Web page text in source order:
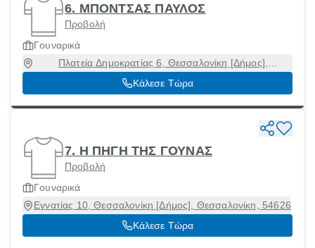
6. ΜΠΟΝΤΣΑΣ ΠΑΥΛΟΣ
Προβολή
Γουναρικά
Πλατεία Δημοκρατίας 6, Θεσσαλονίκη [Δήμος],
Θεσσαλονίκη, 54630
Κάλεσε Τώρα
7. Η ΠΗΓΗ ΤΗΣ ΓΟΥΝΑΣ
Προβολή
Γουναρικά
Εγνατίας 10, Θεσσαλονίκη [Δήμος], Θεσσαλονίκη, 54626
Κάλεσε Τώρα